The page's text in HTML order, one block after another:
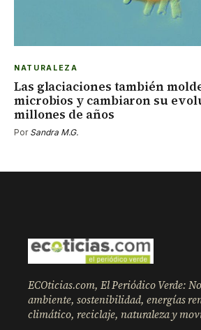
NATURALEZA
Las glaciaciones también
microbios y cambiaron su
millones de años
Por Sandra M.G.
ECOticias.com, El Periódico Verde:
ambiente, sostenibilidad, energías
climático, reciclaje, naturaleza y